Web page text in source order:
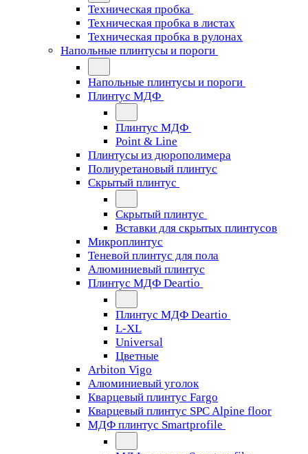
Техническая пробка
Техническая пробка в листах
Техническая пробка в рулонах
Напольные плинтусы и пороги
Напольные плинтусы и пороги
Плинтус МДФ
Плинтус МДФ
Point & Line
Плинтусы из дюрополимера
Полиуретановый плинтус
Скрытый плинтус
Скрытый плинтус
Вставки для скрытых плинтусов
Микроплинтус
Теневой плинтус для пола
Алюминиевый плинтус
Плинтус МДФ Deartio
Плинтус МДФ Deartio
L-XL
Universal
Цветные
Arbiton Vigo
Алюминиевый уголок
Кварцевый плинтус Fargo
Кварцевый плинтус SPC Alpine floor
МДФ плинтус Smartprofile